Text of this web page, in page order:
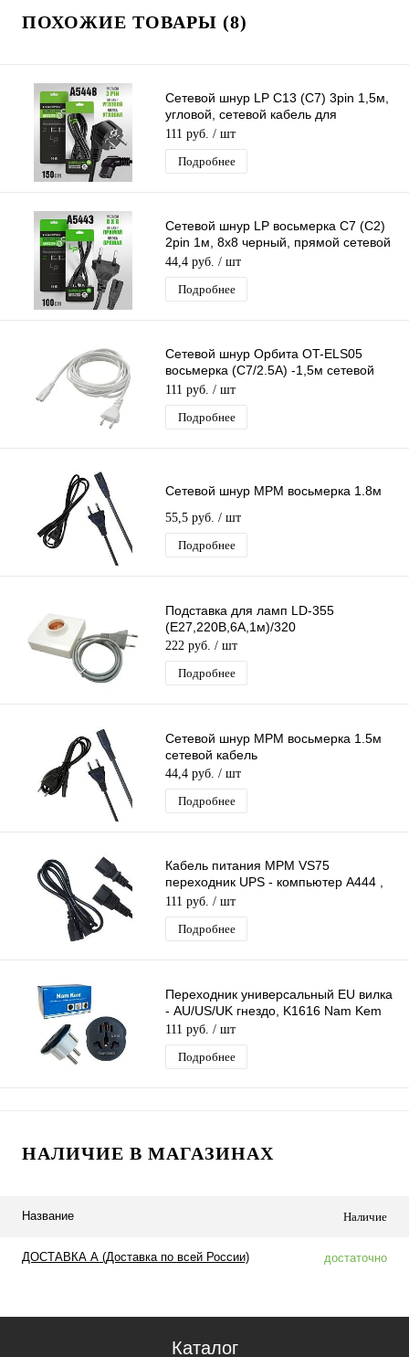
ПОХОЖИЕ ТОВАРЫ (8)
Сетевой шнур LP C13 (C7) 3pin 1,5м,
угловой, сетевой кабель для
системного блока
111 руб. / шт
Подробнее
Сетевой шнур LP восьмерка C7 (C2)
2pin 1м, 8x8 черный, прямой сетевой
кабель
44,4 руб. / шт
Подробнее
Сетевой шнур Орбита OT-ELS05
восьмерка (С7/2.5А) -1,5м сетевой
кабель белый
111 руб. / шт
Подробнее
Сетевой шнур МРМ восьмерка 1.8м
55,5 руб. / шт
Подробнее
Подставка для ламп LD-355
(E27,220В,6А,1м)/320
222 руб. / шт
Подробнее
Сетевой шнур МРМ восьмерка 1.5м
сетевой кабель
44,4 руб. / шт
Подробнее
Кабель питания МРМ VS75
переходник UPS - компьютер A444 ,
длина 1,5м, папа-мама
111 руб. / шт
Подробнее
Переходник универсальный EU вилка
- AU/US/UK гнездо, K1616 Nam Kem
111 руб. / шт
Подробнее
НАЛИЧИЕ В МАГАЗИНАХ
Название Наличие
ДОСТАВКА А (Доставка по всей России) достаточно
Каталог